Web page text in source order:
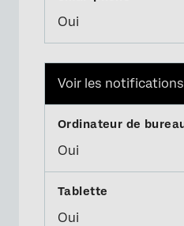
Oui
Voir les notifications
Oui
Oui